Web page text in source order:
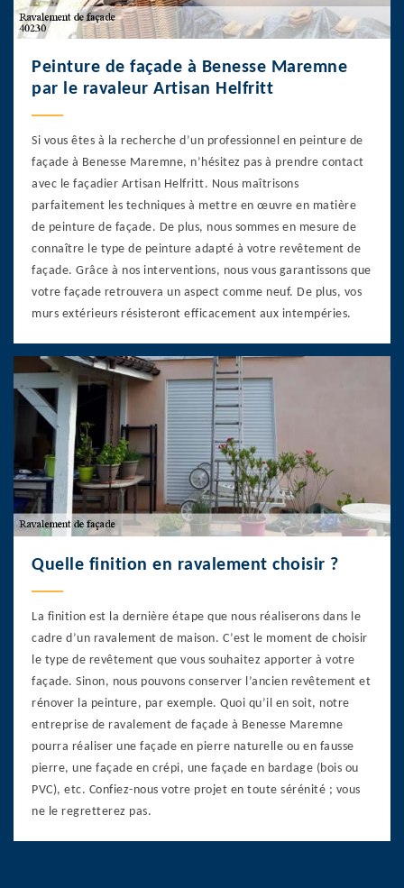
Peinture de façade à Benesse Maremne
par le ravaleur Artisan Helfritt
Si vous êtes à la recherche d’un professionnel en peinture de
façade à Benesse Maremne, n’hésitez pas à prendre contact
avec le façadier Artisan Helfritt. Nous maîtrisons
parfaitement les techniques à mettre en œuvre en matière
de peinture de façade. De plus, nous sommes en mesure de
connaître le type de peinture adapté à votre revêtement de
façade. Grâce à nos interventions, nous vous garantissons que
votre façade retrouvera un aspect comme neuf. De plus, vos
murs extérieurs résisteront efficacement aux intempéries.
Quelle finition en ravalement choisir ?
La finition est la dernière étape que nous réaliserons dans le
cadre d’un ravalement de maison. C’est le moment de choisir
le type de revêtement que vous souhaitez apporter à votre
façade. Sinon, nous pouvons conserver l’ancien revêtement et
rénover la peinture, par exemple. Quoi qu’il en soit, notre
entreprise de ravalement de façade à Benesse Maremne
pourra réaliser une façade en pierre naturelle ou en fausse
pierre, une façade en crépi, une façade en bardage (bois ou
PVC), etc. Confiez-nous votre projet en toute sérénité ; vous
ne le regretterez pas.